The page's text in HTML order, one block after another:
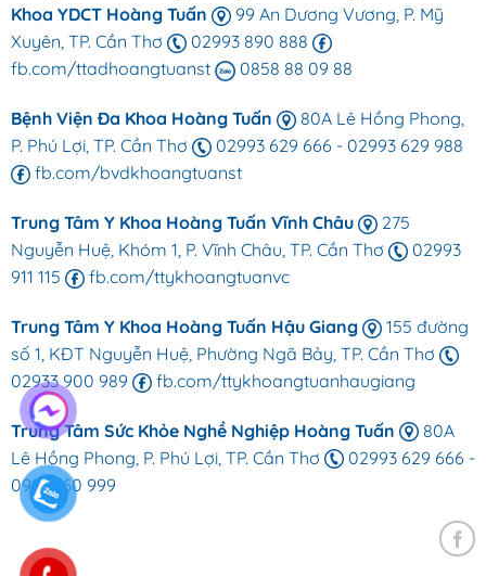
Khoa YDCT Hoàng Tuấn
99 An Dương Vương, P. Mỹ
Xuyên, TP. Cần Thơ
02993 890 888
fb.com/ttadhoangtuanst
0858 88 09 88
Bệnh Viện Đa Khoa Hoàng Tuấn
80A Lê Hồng Phong,
P. Phú Lợi, TP. Cần Thơ
02993 629 666 - 02993 629 988
fb.com/bvdkhoangtuanst
Trung Tâm Y Khoa Hoàng Tuấn Vĩnh Châu
275
Nguyễn Huệ, Khóm 1, P. Vĩnh Châu, TP. Cần Thơ
02993
911 115
fb.com/ttykhoangtuanvc
Trung Tâm Y Khoa Hoàng Tuấn Hậu Giang
155 đường
số 1, KĐT Nguyễn Huệ, Phường Ngã Bảy, TP. Cần Thơ
02933 900 989
fb.com/ttykhoangtuanhaugiang
Trung Tâm Sức Khỏe Nghề Nghiệp Hoàng Tuấn
80A
Lê Hồng Phong, P. Phú Lợi, TP. Cần Thơ
02993 629 666 -
0918 660 999